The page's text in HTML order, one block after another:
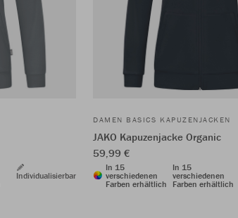
Individualisierbar
DAMEN BASICS KAPUZENJACKEN
JAKO Kapuzenjacke Organic
59,99 €
In 15
verschiedenen
Farben erhältlich
In 15
verschiedenen
Farben erhältlich